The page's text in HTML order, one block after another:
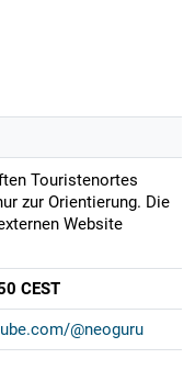
Touristenortes
zur Orientierung. Die
Website
CEST
@neoguru